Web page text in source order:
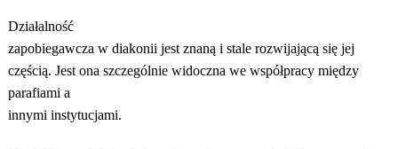
Działalność
zapobiegawcza w diakonii jest znaną i stale rozwijającą się jej
częścią. Jest ona szczególnie widoczna we współpracy między
parafiami a
innymi instytucjami.